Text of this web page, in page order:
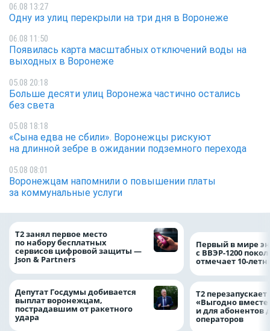
06.08 13:27
Одну из улиц перекрыли на три дня в Воронеже
06.08 11:50
Появилась карта масштабных отключений воды на
выходных в Воронеже
05.08 20:18
Больше десяти улиц Воронежа частично остались
без света
05.08 18:18
«Сына едва не сбили». Воронежцы рискуют
на длинной зебре в ожидании подземного перехода
05.08 08:01
Воронежцам напомнили о повышении платы
за коммунальные услуги
Т2 занял первое место
по набору бесплатных
сервисов цифровой защиты —
Json & Partners
Депутат Госдумы добивается
выплат воронежцам,
пострадавшим от ракетного
удара
Первый в мире
с ВВЭР-1200
отмечает 10-
Т2
«Выгодно
и для абонентов
операторов